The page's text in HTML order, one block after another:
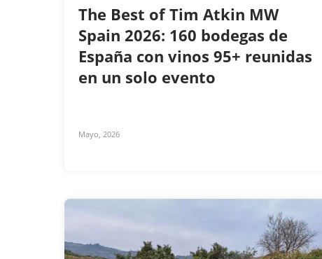
The Best of Tim Atkin MW
Spain 2026: 160 bodegas de
España con vinos 95+ reunidas
en un solo evento
Mayo, 2026